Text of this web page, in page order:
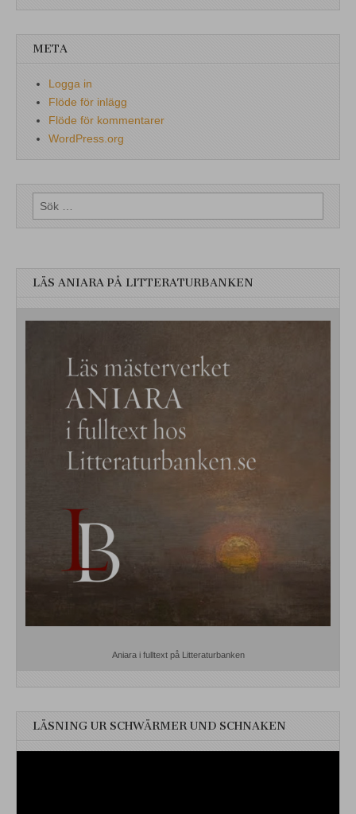
META
Logga in
Flöde för inlägg
Flöde för kommentarer
WordPress.org
Sök
efter:
LÄS ANIARA PÅ LITTERATURBANKEN
Aniara i fulltext på Litteraturbanken
LÄSNING UR SCHWÄRMER UND SCHNAKEN